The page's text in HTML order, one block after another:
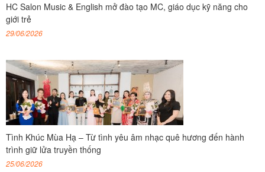
HC Salon Music & English mở đào tạo MC, giáo dục kỹ năng cho
giới trẻ
29/06/2026
Tình Khúc Mùa Hạ – Từ tình yêu âm nhạc quê hương đến hành
trình giữ lửa truyền thống
25/06/2026